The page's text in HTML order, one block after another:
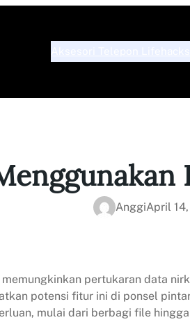
AnggiApril
pertukaran data
potensi fitur ini di ponsel
mulai dari berbagi file